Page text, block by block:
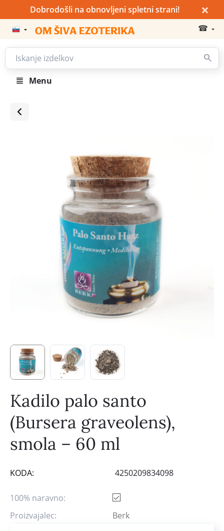
Dobrodošli na obnovljeni spletni strani! ×
☎
Menu
Kadilo palo santo
(Bursera graveolens),
smola – 60 ml
KODA: 4250209834098
100% naravno:
Proizvajalec:
Berk